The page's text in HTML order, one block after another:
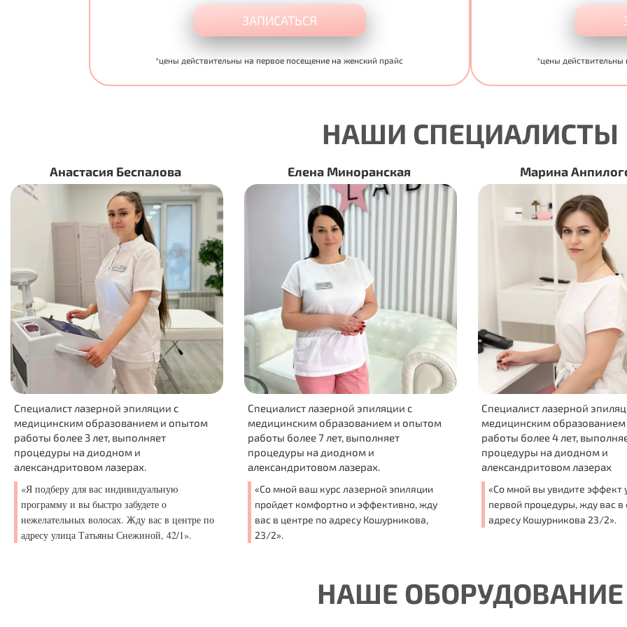
ЗАПИСАТЬСЯ
*цены действительны на первое посещение на женский прайс *цены действительны
НАШИ СПЕЦИАЛИСТЫ
Беспалова
лазерной эпиляции с
образованием и опытом
3 лет, выполняет
диодном и
лазерах.
вас индивидуальную
вы быстро забудете о
волосах. Жду вас в центре по
Татьяны Снежиной, 42/1».
Елена Миноранская
Специалист лазерной эпиляции с
медицинским образованием и опытом
работы более 7 лет, выполняет
процедуры на диодном и
александритовом лазерах.
«Со мной ваш курс лазерной эпиляции
пройдет комфортно и эффективно, жду
вас в центре по адресу Кошурникова,
23/2».
Марина Анпилогова
Специалист лазерной эпиляции с
медицинским образованием и опытом
работы более 4 лет, выполняет
процедуры на диодном и
александритовом лазерах
«Со мной вы увидите эффект уже после
первой процедуры, жду вас в филиале по
адресу Кошурникова 23/2».
НАШЕ ОБОРУДОВАНИЕ